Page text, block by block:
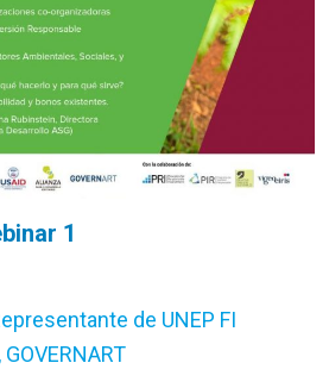
1
de UNEP FI